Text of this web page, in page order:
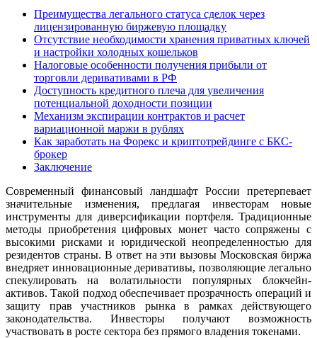
Преимущества легального статуса сделок через
лицензированную биржевую площадку
Отсутствие необходимости хранения приватных ключей
и настройки холодных кошельков
Налоговые особенности получения прибыли от
торговли деривативами в РФ
Доступность кредитного плеча для увеличения
потенциальной доходности позиции
Механизм экспирации контрактов и расчет
вариационной маржи в рублях
Как заработать на Форекс и криптотрейдинге с БКС-
брокер
Заключение
Современный финансовый ландшафт России претерпевает
значительные изменения, предлагая инвесторам новые
инструменты для диверсификации портфеля. Традиционные
методы приобретения цифровых монет часто сопряжены с
высокими рисками и юридической неопределенностью для
резидентов страны. В ответ на эти вызовы Московская биржа
внедряет инновационные деривативы, позволяющие легально
спекулировать на волатильности популярных блокчейн-
активов. Такой подход обеспечивает прозрачность операций и
защиту прав участников рынка в рамках действующего
законодательства. Инвесторы получают возможность
участвовать в росте сектора без прямого владения токенами.